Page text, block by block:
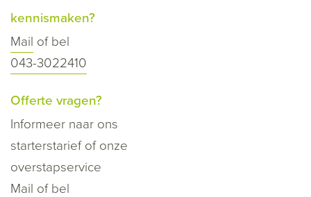
kennismaken?
Mail of bel
043-3022410
Offerte vragen?
Informeer naar ons
starterstarief of onze
overstapservice
Mail of bel